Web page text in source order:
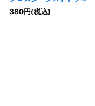
ン【レリーフ】{アジア
HC01-JP022}《シンク
380円(税込)